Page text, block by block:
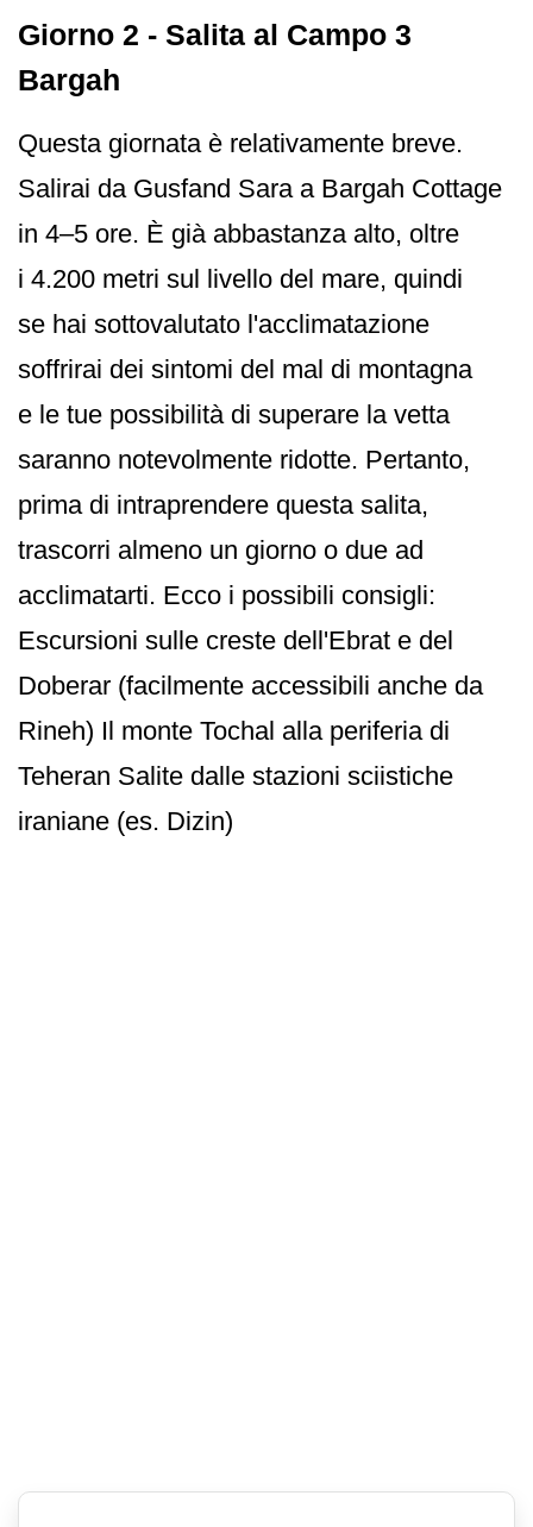
Giorno 2 - Salita al Campo 3
Bargah
Questa giornata è relativamente breve.
Salirai da Gusfand Sara a Bargah Cottage
in 4–5 ore. È già abbastanza alto, oltre
i 4.200 metri sul livello del mare, quindi
se hai sottovalutato l'acclimatazione
soffrirai dei sintomi del mal di montagna
e le tue possibilità di superare la vetta
saranno notevolmente ridotte. Pertanto,
prima di intraprendere questa salita,
trascorri almeno un giorno o due ad
acclimatarti. Ecco i possibili consigli:
Escursioni sulle creste dell'Ebrat e del
Doberar (facilmente accessibili anche da
Rineh) Il monte Tochal alla periferia di
Teheran Salite dalle stazioni sciistiche
iraniane (es. Dizin)